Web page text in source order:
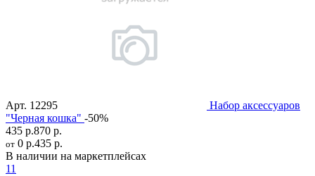
Арт. 12295
Набор аксессуаров
"Черная кошка" -50%
435 р.870 р.
от 0 р.435 р.
В наличии на маркетплейсах
11